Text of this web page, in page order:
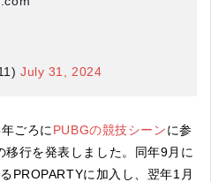
July 31, 2024
ごろに PUBGの競技シーンに参
行を発表しました。同年9月に
PROPARTYに加入し、翌年1月